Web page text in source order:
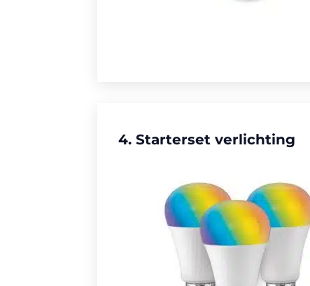
4. Starterset verlichting